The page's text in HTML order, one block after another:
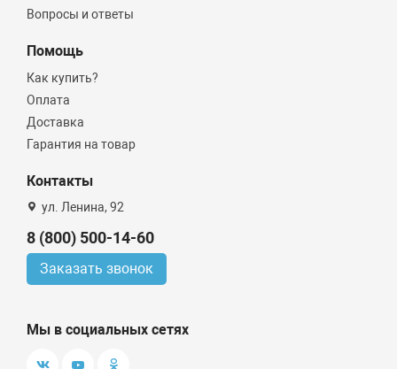
Вопросы и ответы
Помощь
Как купить?
Оплата
Доставка
Гарантия на товар
Контакты
ул. Ленина, 92
8 (800) 500-14-60
Заказать звонок
Мы в социальных сетях